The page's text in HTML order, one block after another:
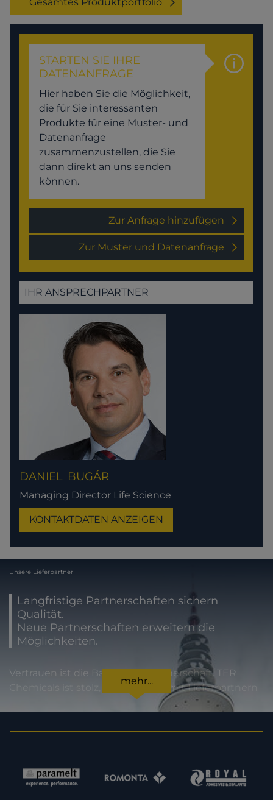
Gesamtes Produktportfolio
STARTEN SIE IHRE
DATENANFRAGE
Hier haben Sie die Möglichkeit,
die für Sie interessanten
Produkte für eine Muster- und
Datenanfrage
zusammenzustellen, die Sie
dann direkt an uns senden
können.
Zur Anfrage hinzufügen
Zur Muster und Datenanfrage
IHR ANSPRECHPARTNER
DANIEL BUGÁR
Managing Director Life Science
KONTAKTDATEN ANZEIGEN
Unsere Lieferpartner
Langfristige Partnerschaften sichern
Qualität.
Neue Partnerschaften erweitern die
Möglichkeiten.
Vertrauen ist die Basis jeder Partnerschaft. TER
Chemicals ist stolz, international mit Lieferpartnern
zusammenzuarbeiten, die für höchste
unsere Kunden bedeutet dies Sicherheit in jeder
termingerechten Lieferung. Im Sinne einer
Erweiterung unserer Kapazitäten und unseres
mehr...